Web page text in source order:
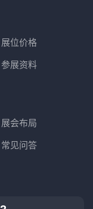
展位价格
参展资料
展会布局
常见问答